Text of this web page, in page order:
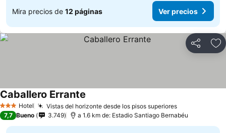
Mira precios de 12 páginas Ver precios
Compartir
3 Estrellas
Hotel Vistas del horizonte desde los pisos superiores
Caballero Errante
7,7 Bueno 3.749 a 1.6 km de: Estadio Santiago Bernabéu